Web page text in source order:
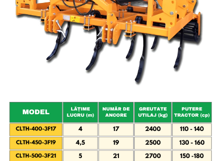
Maşini erbicidat
Mașini pentru săpat
Mașini Împrăștiat Amendamente
Mașini Împrăștiat Sare
Prășitori
Remorci Agricole
Remorci Tehnologice
Remorci Transfer Cereale